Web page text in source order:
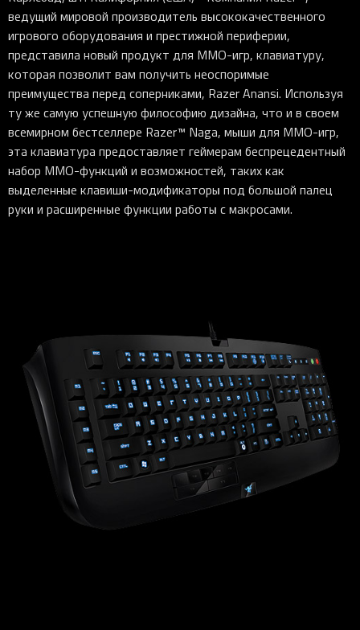
ведущий мировой производитель высококачественного
игрового оборудования и престижной периферии,
представила новый продукт для MMO-игр, клавиатуру,
которая позволит вам получить неоспоримые
преимущества перед соперниками, Razer Anansi. Используя
ту же самую успешную философию дизайна, что и в своем
всемирном бестселлере Razer™ Naga, мыши для ММО-игр,
эта клавиатура предоставляет геймерам беспрецедентный
набор MMO-функций и возможностей, таких как
выделенные клавиши-модификаторы под большой палец
руки и расширенные функции работы с макросами.